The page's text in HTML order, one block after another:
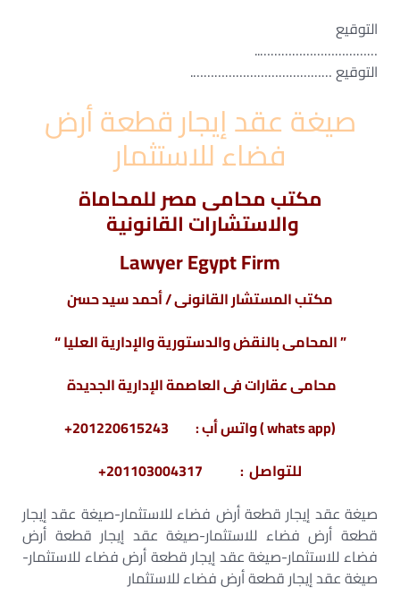
التوقيع
التوقيع ………………………………….
صيغة عقد إيجار قطعة أرض
فضاء للاستثمار
مكتب محامى مصر للمحاماة
والاستشارات القانونية
Lawyer Egypt Firm
مكتب المستشار القانونى / أحمد سيد حسن
” المحامى بالنقض والدستورية والإدارية العليا “
محامى عقارات فى العاصمة الإدارية الجديدة
(whats app ) واتس أب : 201220615243+
للتواصل : 201103004317+
صيغة عقد إيجار قطعة أرض فضاء للاستثمار-صيغة عقد إيجار
قطعة أرض فضاء للاستثمار-صيغة عقد إيجار قطعة أرض
فضاء للاستثمار-صيغة عقد إيجار قطعة أرض فضاء للاستثمار-
صيغة عقد إيجار قطعة أرض فضاء للاستثمار